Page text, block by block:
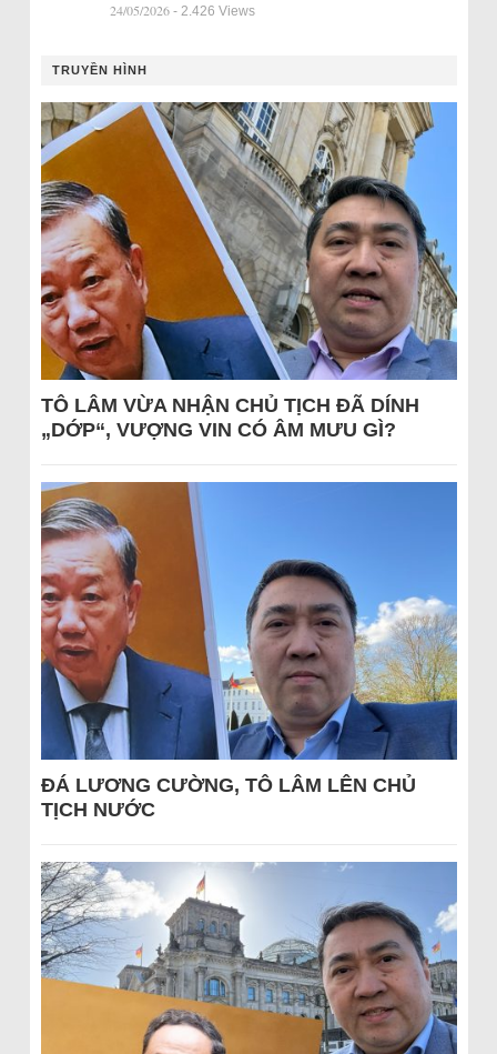
24/05/2026 - 2.426 Views
TRUYỀN HÌNH
TÔ LÂM VỪA NHẬN CHỦ TỊCH ĐÃ DÍNH
„DỚP“, VƯỢNG VIN CÓ ÂM MƯU GÌ?
ĐÁ LƯƠNG CƯỜNG, TÔ LÂM LÊN CHỦ
TỊCH NƯỚC